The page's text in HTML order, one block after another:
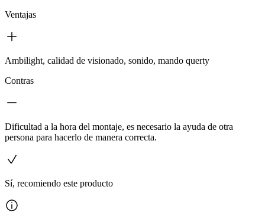
Ventajas
Ambilight, calidad de visionado, sonido, mando querty
Contras
Dificultad a la hora del montaje, es necesario la ayuda de otra
persona para hacerlo de manera correcta.
Sí, recomiendo este producto